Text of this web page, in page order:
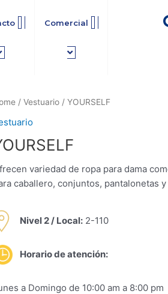
Comercial
/ Vestuario / YOURSELF
variedad de ropa para dama
caballero, conjuntos, pantalonetas
Nivel 2 / Local: 2-110
Horario de atención:
a Domingo de 10:00 am a 8:00 pm